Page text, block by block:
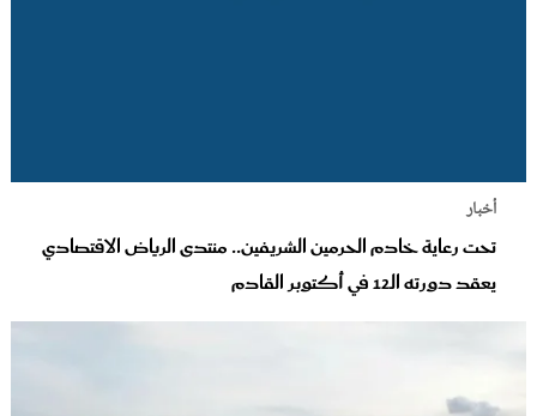
أخبار
تحت رعاية خادم الحرمين الشريفين.. منتدى الرياض الاقتصادي
يعقد دورته الـ12 في أكتوبر القادم